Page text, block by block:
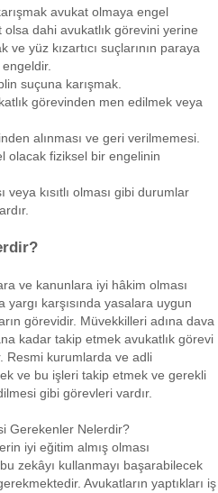
avukat olmaya engel
dahi avukatlık görevini yerine
yüz kızartıcı suçlarının paraya
suçuna karışmak.
görevinden men edilmek veya
alınması ve geri verilmemesi.
olacak fiziksel bir engelinin
kısıtlı olması gibi durumlar
ve kanunlara iyi hâkim olması
karşısında yasalara uygun
görevidir. Müvekkilleri adına dava
kadar takip etmek avukatlık görevi
Resmi kurumlarda ve adli
ve bu işleri takip etmek ve gerekli
gibi görevleri vardır.
Gerekenler Nelerdir?
iyi eğitim almış olması
zekâyı kullanmayı başarabilecek
Avukatların yaptıkları iş